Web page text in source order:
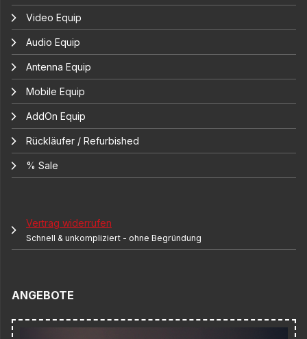
Video Equip
Audio Equip
Antenna Equip
Mobile Equip
AddOn Equip
Rückläufer / Refurbished
% Sale
Vertrag widerrufen
Schnell & unkompliziert - ohne Begründung
ANGEBOTE